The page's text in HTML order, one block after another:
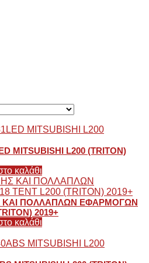
MITSUBISHI L200 (TRITON)
καλάθι
ΚΑΙ ΠΟΛΛΑΠΛΩΝ ΕΦΑΡΜΟΓΩΝ
2019+
καλάθι